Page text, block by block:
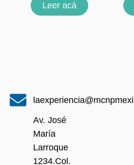
Leer acá
Av. José
María
Larroque
1234.Col.